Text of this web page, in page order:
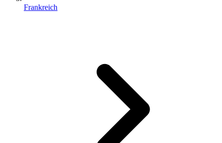
Frankreich